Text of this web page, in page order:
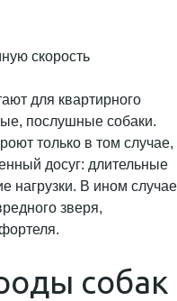
скорость
для квартирного
послушные собаки.
только в том случае,
досуг: длительные
нагрузки. В ином случае
зверя,
собак